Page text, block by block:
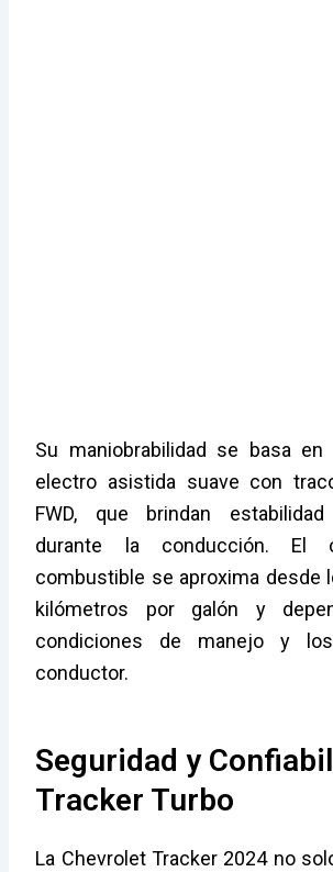
Su maniobrabilidad se basa en
electro asistida suave con
FWD, que brindan
durante la conducción. El
combustible se aproxima desde
kilómetros por galón y
condiciones de manejo y
conductor.
Seguridad y
Tracker Turbo
La Chevrolet Tracker 2024 no